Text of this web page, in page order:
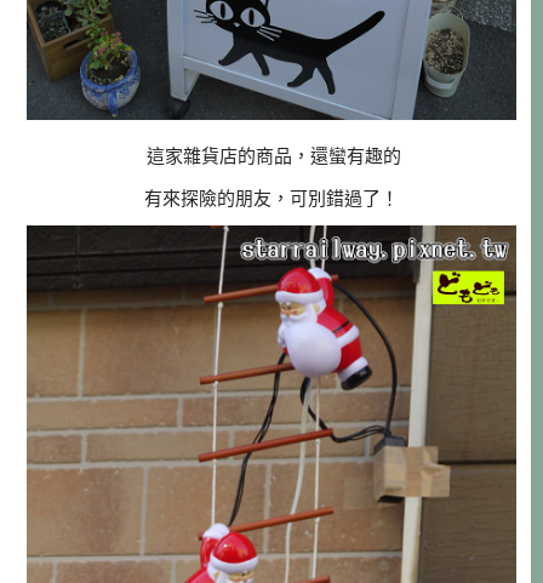
這家雜貨店的商品，還蠻有趣的
有來探險的朋友，可別錯過了！